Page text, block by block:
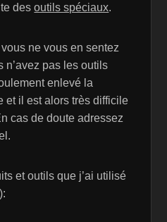
desoutils spéciaux.
ne vous en sentez
n’avez pas les outils
enlevé la
et il est alors très difficile
cas de doute adressez
et outils que j’ai utilisé